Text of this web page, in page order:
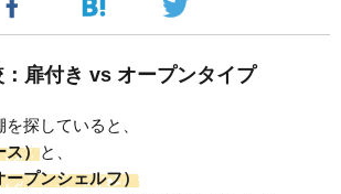
扉付き vs オープンタイプ
探していると、
ス）と、
ープンシェルフ）